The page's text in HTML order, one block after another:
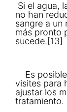
Si el agua,
no han
sangre a un
más pronto
sucede.[13]
Es posible
visites para
ajustar los
tratamiento.